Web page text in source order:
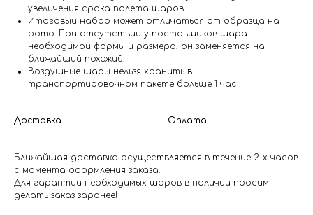
увеличения срока полета шаров.
Итоговый набор может отличаться от образца на
фото. При отсутствии у поставщиков шара
необходимой формы и размера, он заменяется на
ближайший похожий.
Воздушные шары нельзя хранить в
транспортировочном пакете больше 1 час
Доставка Оплата
Ближайшая доставка осуществляется в течение 2-х часов
с момента оформления заказа.
Для гарантии необходимых шаров в наличии просим
делать заказ заранее!